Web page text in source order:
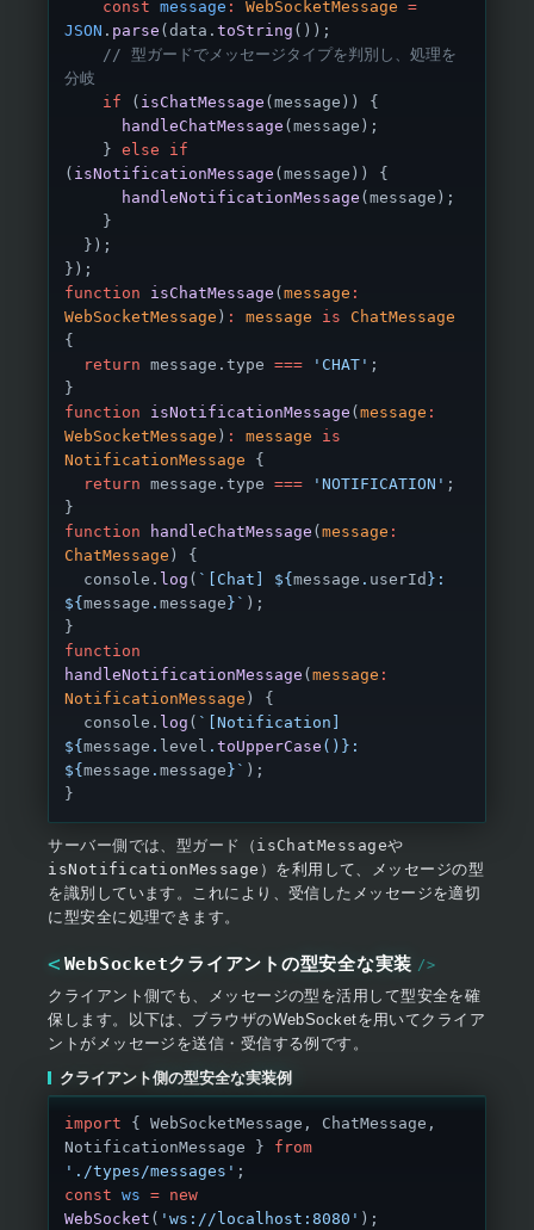
    const
message : WebSocketMessage =
JSON . parse (data.toString ());
分岐
    if
( isChatMessage (message)) {
      handleChatMessage
(message);
    }
else if
( isNotificationMessage (message)) {
      handleNotificationMessage
(message);
    }
  });
});
function isChatMessage (message :
WebSocketMessage ) : message is ChatMessage
{
  return
message.type === 'CHAT' ;
}
function isNotificationMessage (message :
WebSocketMessage ) : message is
NotificationMessage {
  return
message.type === 'NOTIFICATION' ;
}
function handleChatMessage (message :
ChatMessage ) {
  console.
log ( `[Chat] ${message . userId }:
${message .message }` );
}
function
handleNotificationMessage (message :
NotificationMessage ) {
  console.
log ( `[Notification]
${message . level .toUpperCase () }:
${message .message }` );
}
サーバー側では、型ガード（ isChatMessageや
isNotificationMessage ）を利用して、メッセージの型
を識別しています。これにより、受信したメッセージを適切
に型安全に処理できます。
WebSocketクライアントの型安全な実装
クライアント側でも、メッセージの型を活用して型安全を確
保します。以下は、ブラウザのWebSocketを用いてクライア
ントがメッセージを送信・受信する例です。
クライアント側の型安全な実装例
import { WebSocketMessage, ChatMessage,
NotificationMessage } from
'./types/messages' ;
const ws = new
WebSocket ( 'ws://localhost:8080' );